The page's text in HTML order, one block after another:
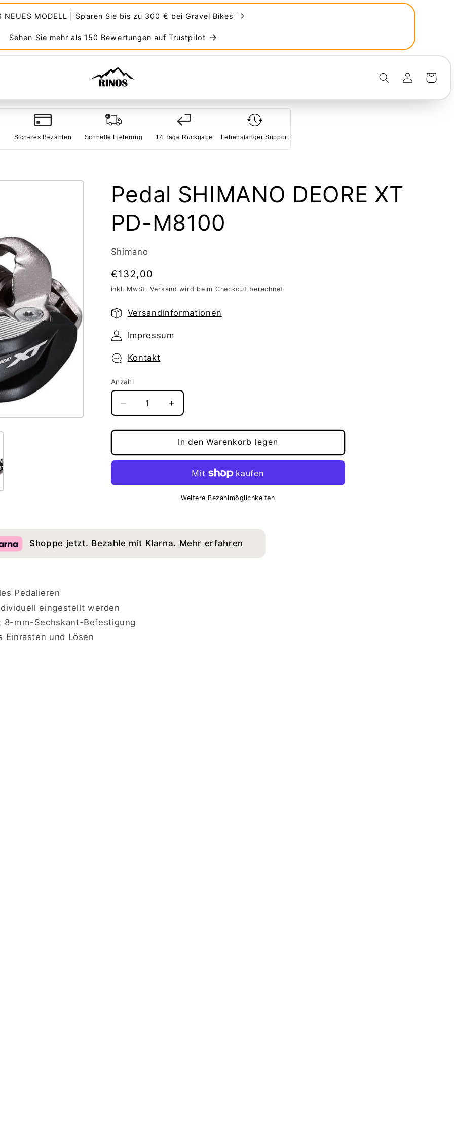
NEUES MODELL | Sparen Sie bis zu 300 € bei Gravel Bikes
Sehen Sie mehr als 150 Bewertungen auf Trustpilot
EinloggenWarenkorb
Sicheres Bezahlen Schnelle Lieferung 14 Tage Rückgabe Lebenslanger Support
Pedal SHIMANO DEORE XT
PD-M8100
Shimano
Normaler
Preis
€132,00
inkl. MwSt. Versand wird beim Checkout berechnet
Versandinformationen
Impressum
Kontakt
Anzahl
Verringere
die
Menge
Pedal
SHIMANO
XT
Erhöhe
die
Menge
für
Pedal
SHIMANO
DEORE
XT
PD-
In den Warenkorb legen
Weitere Bezahlmöglichkeiten
Shoppe jetzt. Bezahle mit Klarna. Mehr erfahren
Pedalieren
eingestellt werden
8-mm-Sechskant-Befestigung
Einrasten und Lösen